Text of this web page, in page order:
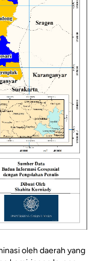
oleh daerah yang